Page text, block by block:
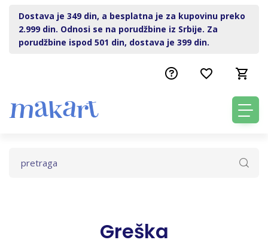
Dostava je 349 din, a besplatna je za kupovinu preko
2.999 din. Odnosi se na porudžbine iz Srbije. Za
porudžbine ispod 501 din, dostava je 399 din.
Greška